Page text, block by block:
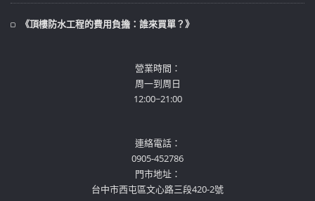
《頂樓防水工程的費用負擔：誰來買單？》
營業時間：
周一到周日
12:00~21:00
連絡電話：
0905-452786
門市地址：
台中市西屯區文心路三段420-2號